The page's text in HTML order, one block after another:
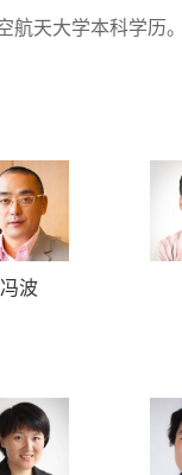
航天大学本科学历
冯波